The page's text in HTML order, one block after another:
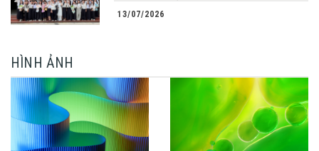
13/07/2026
HÌNH ẢNH